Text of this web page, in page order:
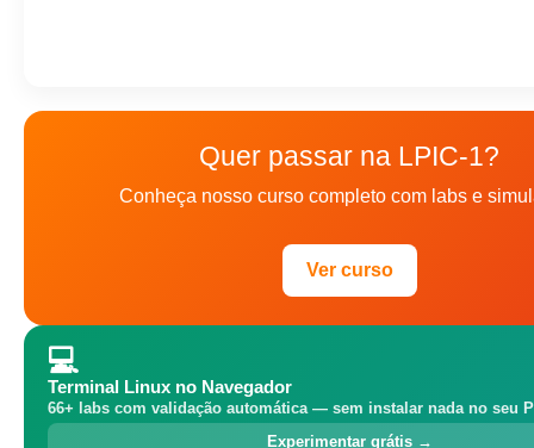
Quer passar na LPIC-1?
Conheça nosso curso completo com labs e
Ver curso
💻
Terminal Linux no Navegador
66+ labs com validação automática — sem instalar nada no seu
Experimentar grátis →